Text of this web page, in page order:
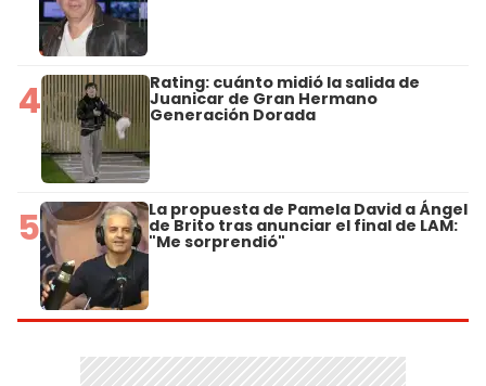
4 Rating: cuánto midió la salida de
Juanicar de Gran Hermano
Generación Dorada
5 La propuesta de Pamela David a Ángel
de Brito tras anunciar el final de LAM:
"Me sorprendió"